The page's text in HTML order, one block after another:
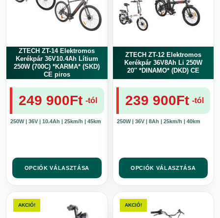
ZTECH ZT-14 Elektromos
Kerékpár 36V10.4Ah Lítium
250W (700C) *KARMA* (SKD)
CE piros
249 900Ft -tól
250W | 36V | 10.4Ah | 25km/h | 45km
OPCIÓK VÁLASZTÁSA
ZTECH ZT-12 Elektromos
Kerékpár 36V8Ah Li 250W
20″ *DINAMO* (DKD) CE
239 900Ft -tól
250W | 36V | 8Ah | 25km/h | 40km
OPCIÓK VÁLASZTÁSA
termékoldalon
választhatók
AKCIÓ!
Ennek
terméknek
AKCIÓ!
Ennek
terméknek